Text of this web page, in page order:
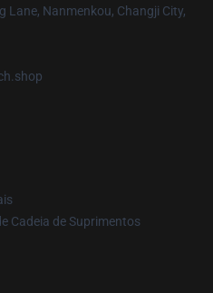
Lane, Nanmenkou, Changji City,
Cadeia de Suprimentos